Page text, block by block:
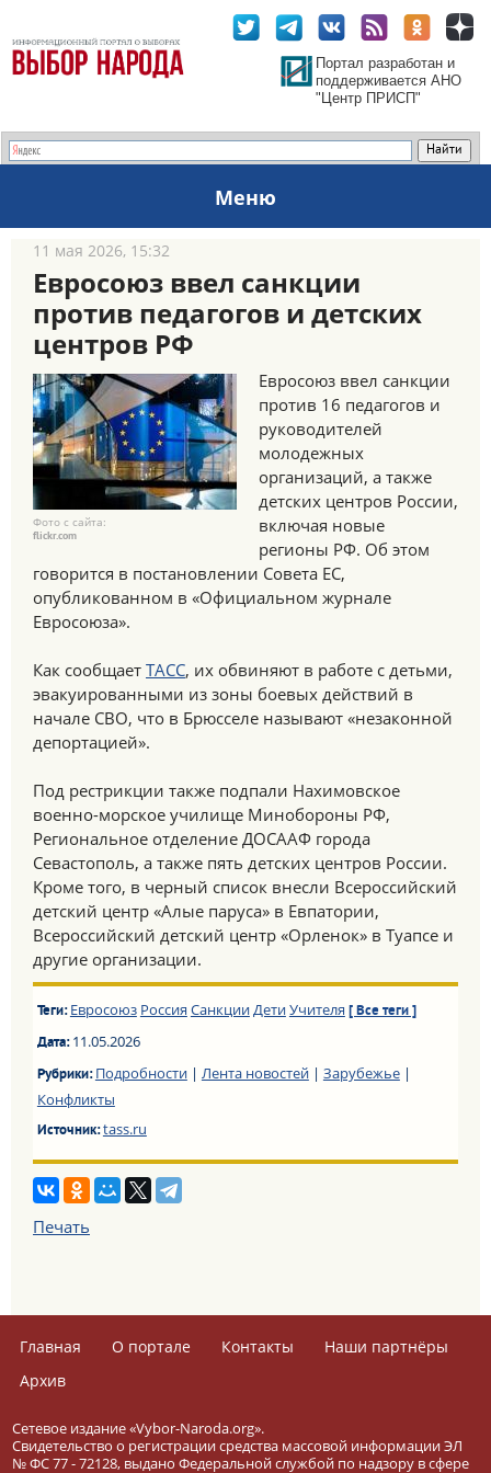
Портал разработан и
поддерживается АНО
"Центр ПРИСП"
Меню
11 мая 2026, 15:32
Евросоюз ввел санкции
против педагогов и детских
центров РФ
Фото с сайта:
flickr.com
Евросоюз ввел санкции
против 16 педагогов и
руководителей
молодежных
организаций, а также
детских центров России,
включая новые
регионы РФ. Об этом
говорится в постановлении Совета ЕС,
опубликованном в «Официальном журнале
Евросоюза».
Как сообщает ТАСС, их обвиняют в работе с детьми,
эвакуированными из зоны боевых действий в
начале СВО, что в Брюсселе называют «незаконной
депортацией».
Под рестрикции также подпали Нахимовское
военно-морское училище Минобороны РФ,
Региональное отделение ДОСААФ города
Севастополь, а также пять детских центров России.
Кроме того, в черный список внесли Всероссийский
детский центр «Алые паруса» в Евпатории,
Всероссийский детский центр «Орленок» в Туапсе и
другие организации.
Теги: Евросоюз Россия СанкцииДетиУчителя [ Все теги ]
Дата:11.05.2026
Рубрики:Подробности| Лента новостей| Зарубежье|
Конфликты
Источник:tass.ru
Печать
Главная О портале Контакты
Наши партнёры
Архив
Сетевое издание «Vybor-Naroda.org».
Свидетельство о регистрации средства массовой информации ЭЛ
№ ФС 77 - 72128, выдано Федеральной службой по надзору в сфере